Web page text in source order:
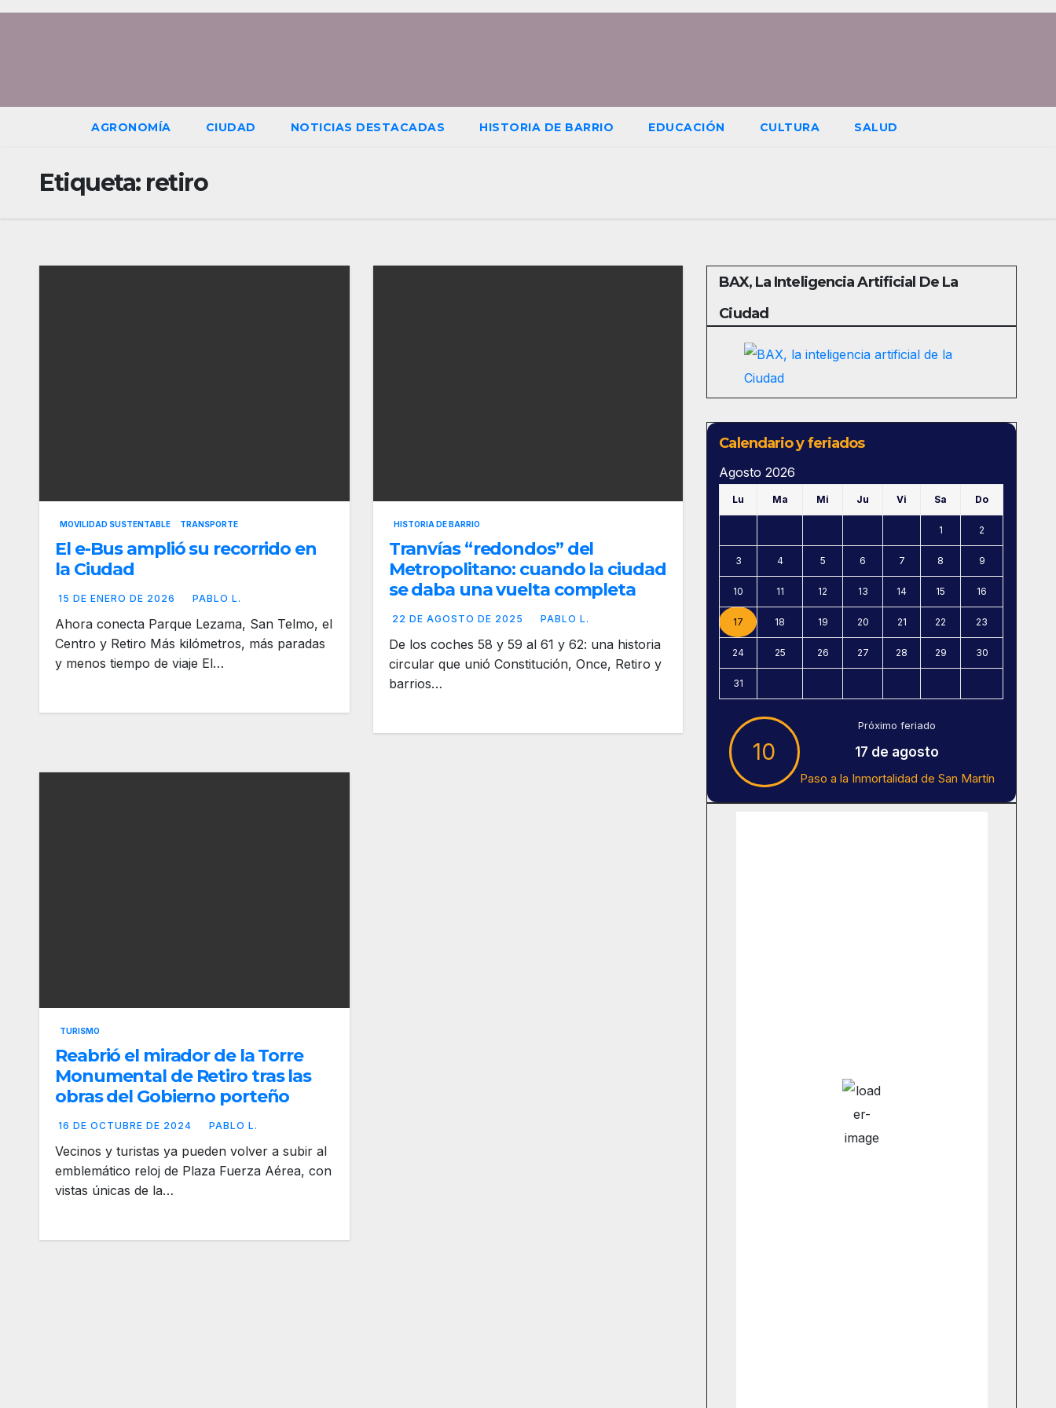
Saltar
AGRONOMÍA CIUDAD NOTICIAS DESTACADAS HISTORIA DE BARRIO EDUCACIÓN CULTURA SALUD
Etiqueta: retiro
MOVILIDAD SUSTENTABLE TRANSPORTE
El e-Bus amplió su recorrido en
la Ciudad
15 DE ENERO DE 2026 PABLO L.
Ahora conecta Parque Lezama, San Telmo, el
Centro y Retiro Más kilómetros, más paradas
y menos tiempo de viaje El…
HISTORIA DE BARRIO
Tranvías “redondos” del
Metropolitano: cuando la ciudad
se daba una vuelta completa
22 DE AGOSTO DE 2025 PABLO L.
De los coches 58 y 59 al 61 y 62: una historia
circular que unió Constitución, Once, Retiro y
barrios…
TURISMO
Reabrió el mirador de la Torre
Monumental de Retiro tras las
obras del Gobierno porteño
16 DE OCTUBRE DE 2024 PABLO L.
Vecinos y turistas ya pueden volver a subir al
emblemático reloj de Plaza Fuerza Aérea, con
vistas únicas de la…
BAX, La Inteligencia Artificial De La
Ciudad
Calendario y feriados
Agosto 2026
Lu Ma Mi Ju Vi Sa Do
1 2
3 4 5 6 7 8 9
10 11 12 13 14 15 16
17 18 19 20 21 22 23
24 25 26 27 28 29 30
31
10
Próximo feriado
17 de agosto
Paso a la Inmortalidad de San Martín